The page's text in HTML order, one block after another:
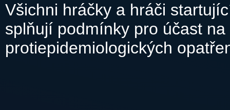
Všichni hráčky a hráči
splňují podmínky pro účast
protiepidemiologických